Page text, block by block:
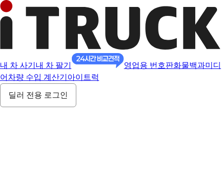
내 차 사기 내 차 팔기 영업용 번호판화물백과미디
어 차량 수입 계산기 아이트럭
딜러 전용 로그인